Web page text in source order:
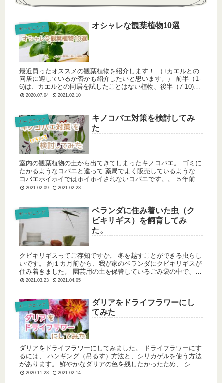
ガーデニング オシャレな観葉植物10選
最近買ったオススメの観葉植物を紹介します！ （+カエルとの
同居に適しているか否かも紹介したいと思います。） 前半（1-
6)は、カエルとの同居を試したことはない植物、後半（7-10)
は、カエルとの同居経験のある植物です。 フィカス・ウンベラ
2020.07.04 2021.02.10
ガーデニング
キノコバエ対策を検討してみ
た
室内の観葉植物の土から出てきてしまったキノコバエ。 ゴミに
たかるようなコバエと違って 薬局でよく販売しているような
コバエホイホイではホイホイされないコバエです。。 ５年前か
ら室内に様々な観葉植物を置いていたのですが、 今年になって
2021.02.09 2021.02.23
ガーデニング
ベランダに住み着いた虫（ク
ビキリギス）を飼育してみ
た。
クビキリギスってご存知ですか。 冬を越すことができる虫らし
いです。 約１カ月前から、我が家のベランダにクビキリギスが
住み着きました。 園芸用の土を保管しているごみ袋の中で、プ
ルプル震えていたクビキリギス。 当時は元気そうだったので、
2021.03.23 2021.04.05
ガーデニング
ダリアをドライフラワーにし
てみた
ダリアをドライフラワーにしてみました。 ドライフラワーにす
るには、 ハンギング（吊るす）方法と、シリカゲルを使う方法
があります。 鮮やかなダリアの色を残したかったため、 シリ
カゲルを使って乾燥させることにしました。 シリカゲルの上に
2020.11.23 2021.02.14